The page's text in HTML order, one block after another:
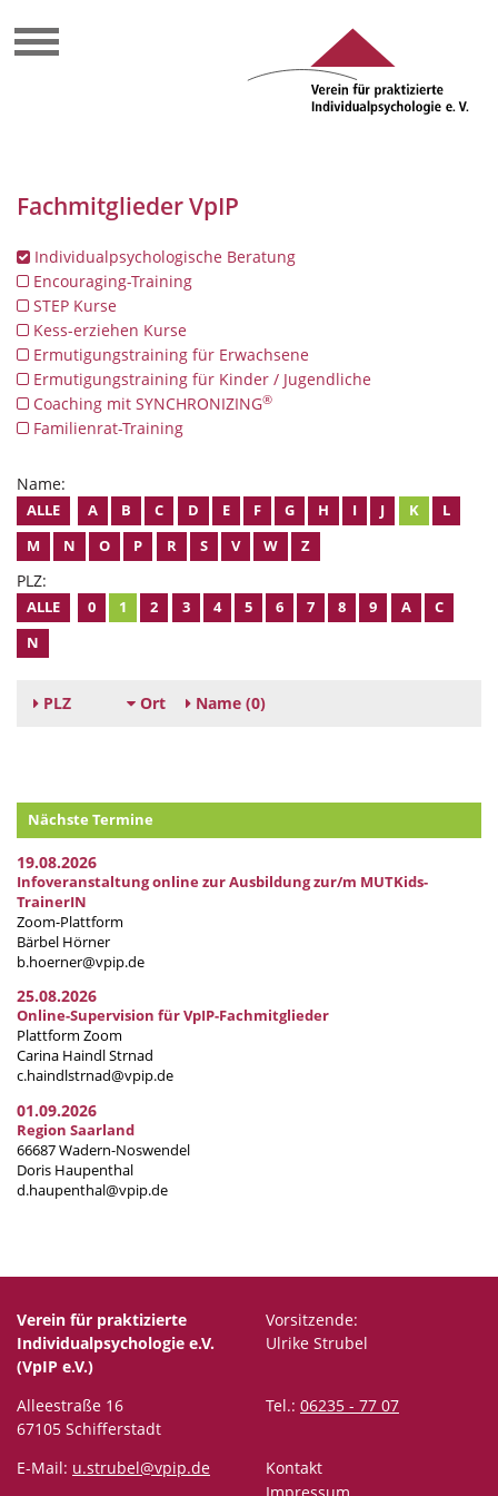
Fachmitglieder VpIP
Individualpsychologische Beratung
Encouraging-Training
STEP Kurse
Kess-erziehen Kurse
Ermutigungstraining für Erwachsene
Ermutigungstraining für Kinder / Jugendliche
Coaching mit SYNCHRONIZING®
Familienrat-Training
Name:
ALLE A B C D E F G H I J K
L
M
N O P R S V W Z
PLZ:
ALLE 0 1 2 3 4 5 6 7 8 9 A
C
N
PLZ Ort Name (0)
Nächste Termine
19.08.2026
Infoveranstaltung online zur Ausbildung zur/m MUTKids-
TrainerIN
Zoom-Plattform
Bärbel Hörner
b.hoerner@vpip.de
25.08.2026
Online-Supervision für VpIP-Fachmitglieder
Plattform Zoom
Carina Haindl Strnad
c.haindlstrnad@vpip.de
01.09.2026
Region Saarland
66687 Wadern-Noswendel
Doris Haupenthal
d.haupenthal@vpip.de
Verein für praktizierte
Individualpsychologie e.V.
(VpIP e.V.)
Vorsitzende:
Ulrike Strubel
Alleestraße 16
67105 Schifferstadt
Tel.: 06235 - 77 07
E-Mail: u.strubel@vpip.de
Kontakt